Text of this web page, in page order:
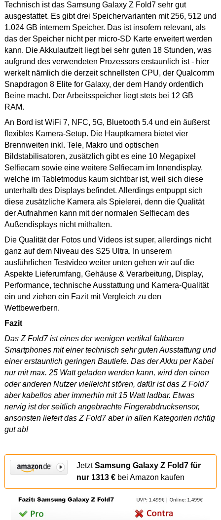
Technisch ist das Samsung Galaxy Z Fold7 sehr gut
ausgestattet. Es gibt drei Speichervarianten mit 256, 512 und
1.024 GB internem Speicher. Das ist insofern relevant, als
das der Speicher nicht per micro-SD Karte erweitert werden
kann. Die Akkulaufzeit liegt bei sehr guten 18 Stunden, was
aufgrund des verwendeten Prozessors erstaunlich ist - hier
werkelt nämlich die derzeit schnellsten CPU, der Qualcomm
Snapdragon 8 Elite for Galaxy, der dem Handy ordentlich
Beine macht. Der Arbeitsspeicher liegt stets bei 12 GB
RAM.
An Bord ist WiFi 7, NFC, 5G, Bluetooth 5.4 und ein äußerst
flexibles Kamera-Setup. Die Hauptkamera bietet vier
Brennweiten inkl. Tele, Makro und optischen
Bildstabilisatoren, zusätzlich gibt es eine 10 Megapixel
Selfiecam sowie eine weitere Selfiecam im Innendisplay,
welche im Tabletmodus kaum sichtbar ist, weil sich diese
unterhalb des Displays befindet. Allerdings entpuppt sich
diese zusätzliche Kamera als Spielerei, denn die Qualität
der Aufnahmen kann mit der normalen Selfiecam des
Außendisplays nicht mithalten.
Die Qualität der Fotos und Videos ist super, allerdings nicht
ganz auf dem Niveau des S25 Ultra. In unserem
ausführlichen Testvideo weiter unten gehen wir auf die
Aspekte Lieferumfang, Gehäuse & Verarbeitung, Display,
Performance, technische Ausstattung und Kamera-Qualität
ein und ziehen ein Fazit mit Vergleich zu den
Wettbewerbern.
Fazit
Das Z Fold7 ist eines der wenigen vertikal faltbaren
Smartphones mit einer technisch sehr guten Ausstattung und
einer erstaunlich geringen Bautiefe. Das der Akku per Kabel
nur mit max. 25 Watt geladen werden kann, wird den einen
oder anderen Nutzer vielleicht stören, dafür ist das Z Fold7
aber kabellos aber immerhin mit 15 Watt ladbar. Etwas
nervig ist der seitlich angebrachte Fingerabdrucksensor,
ansonsten liefert das Z Fold7 aber in allen Kategorien richtig
gut ab!
JetztSamsung Galaxy Z Fold7 für
nur 1313 €bei Amazon kaufen